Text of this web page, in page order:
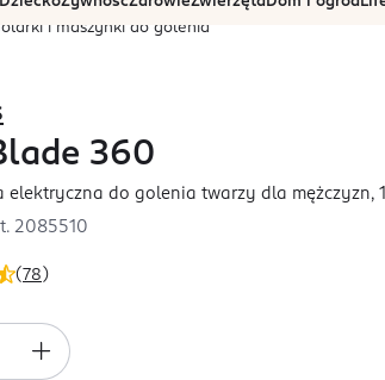
i maszynki do golenia
( 78 )
360
elektryczna do golenia twarzy dla mężczyzn,
2085510